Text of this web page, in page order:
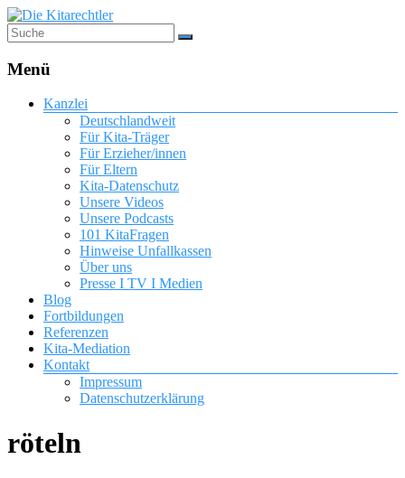
Menü
Kanzlei
Deutschlandweit
Für Kita-Träger
Für Erzieher/innen
Für Eltern
Kita-Datenschutz
Unsere Videos
Unsere Podcasts
101 KitaFragen
Hinweise Unfallkassen
Über uns
Presse I TV I Medien
Blog
Fortbildungen
Referenzen
Kita-Mediation
Kontakt
Impressum
Datenschutzerklärung
röteln